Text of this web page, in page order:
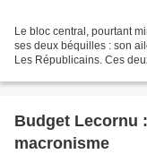
Le bloc central, pourtant
ses deux béquilles : son
Les Républicains. Ces
Budget Lecornu
macronisme